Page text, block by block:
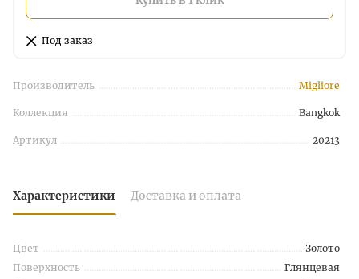
Под заказ
Производитель Migliore
Коллекция Bangkok
Артикул 20213
Характеристики Доставка и оплата
Цвет
Золото
Поверхность
Глянцевая